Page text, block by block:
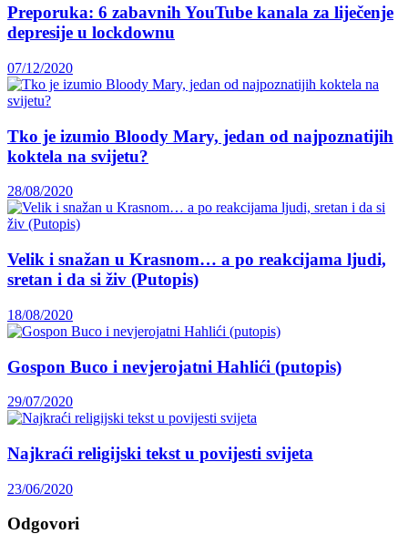
Preporuka: 6 zabavnih YouTube kanala za liječenje
depresije u lockdownu
07/12/2020
Tko je izumio Bloody Mary, jedan od najpoznatijih
koktela na svijetu?
28/08/2020
Velik i snažan u Krasnom… a po reakcijama ljudi,
sretan i da si živ (Putopis)
18/08/2020
Gospon Buco i nevjerojatni Hahlići (putopis)
29/07/2020
Najkraći religijski tekst u povijesti svijeta
23/06/2020
Odgovori